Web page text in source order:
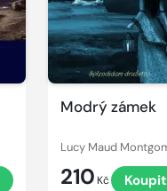
Modrý zámek
210 Kč Koupit